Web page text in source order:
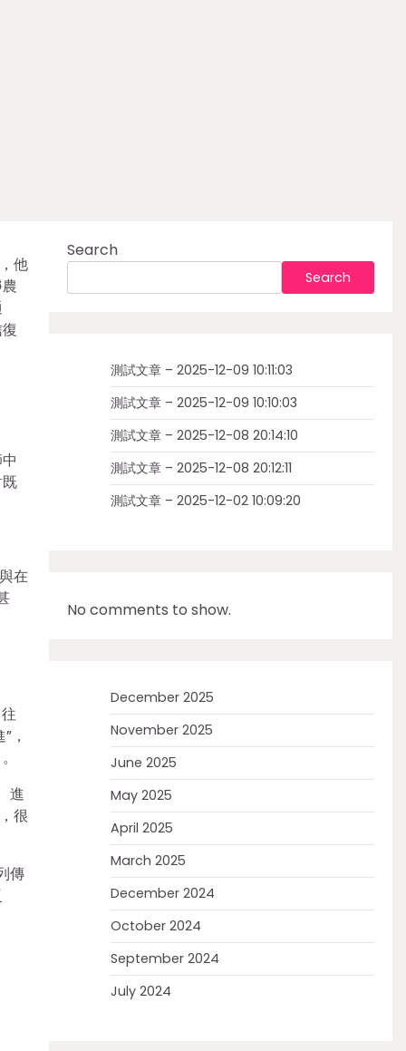
他
在
，
進
很
傳
Search
Search
測試文章 – 2025-12-09 10:11:03
測試文章 – 2025-12-09 10:10:03
測試文章 – 2025-12-08 20:14:10
測試文章 – 2025-12-08 20:12:11
測試文章 – 2025-12-02 10:09:20
No comments to show.
December 2025
November 2025
June 2025
May 2025
April 2025
March 2025
December 2024
October 2024
September 2024
July 2024